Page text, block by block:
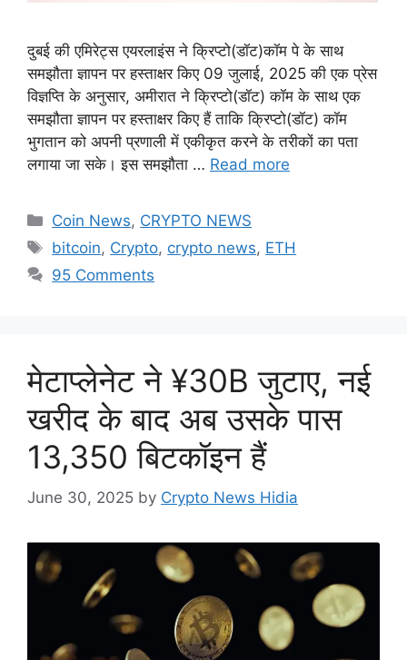
दुबई की एमिरेट्स एयरलाइंस ने क्रिप्टो(डॉट)कॉम पे के साथ
समझौता ज्ञापन पर हस्ताक्षर किए 09 जुलाई, 2025 की एक प्रेस
विज्ञप्ति के अनुसार, अमीरात ने क्रिप्टो(डॉट) कॉम के साथ एक
समझौता ज्ञापन पर हस्ताक्षर किए हैं ताकि क्रिप्टो(डॉट) कॉम
भुगतान को अपनी प्रणाली में एकीकृत करने के तरीकों का पता
लगाया जा सके। इस समझौता … Read more
Categories
Coin News, CRYPTO NEWS
Tags
bitcoin, Crypto, crypto news, ETH
95 Comments
मेटाप्लेनेट ने ¥30B जुटाए, नई
खरीद के बाद अब उसके पास
13,350 बिटकॉइन हैं
June 30, 2025 by Crypto News Hidia